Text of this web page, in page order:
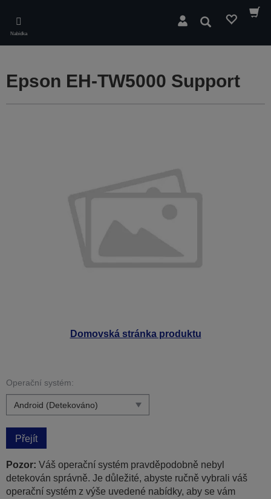
main
content
Nabídka
Hledat
Domovská stránka produktu
Epson EH-TW5000 Support
Operační systém:
Přejít
Pozor: Váš operační systém pravděpodobně nebyl
detekován správně. Je důležité, abyste ručně vybrali váš
operační systém z výše uvedené nabídky, aby se vám